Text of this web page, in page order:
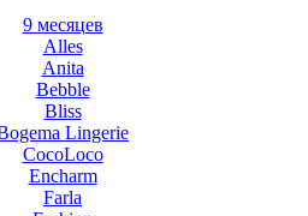
9 месяцев
Alles
Anita
Bebble
Bliss
Lingerie
CocoLoco
Encharm
Farla